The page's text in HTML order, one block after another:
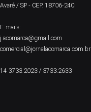
Avaré / SP - CEP. 18706-240
E-mails:
j.acomarca@gmail.com
comercial@jornalacomarca.com.br
14 3733.2023 / 3733.2633